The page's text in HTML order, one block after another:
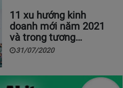
11 xu hướng kinh
doanh mới năm 2021
và trong tương…
31/07/2020